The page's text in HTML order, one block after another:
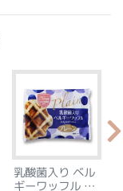
乳酸菌入り ベル
ギーワッフル プ